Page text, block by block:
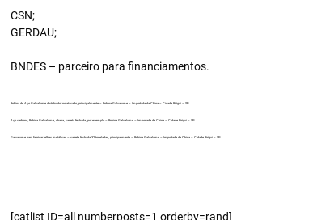
CSN;
GERDAU;
BNDES – parceiro para financiamentos.
Bobina de Aço Galvalume distribuidor no atacado, principalmente – Bobina Galvalume – Importada da China – Cidade Birigui – SP.
Aço carbono, Bobina Galvalume, chapa, carreta fechada, por exemplo – Bobina Galvalume – Importada da China – Cidade Birigui – SP.
Galvalume para fabricar telhas metálicas – carreta fechada 32 toneladas, principalmente – Bobina Galvalume – Importada da China – Cidade Birigui – SP.
[catlist ID=all numberposts=1 orderby=rand]